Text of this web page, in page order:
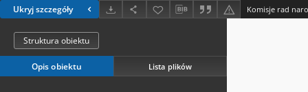
Ukryj szczegóły Komisje rad
Struktura obiektu
Opis obiektu Lista plików